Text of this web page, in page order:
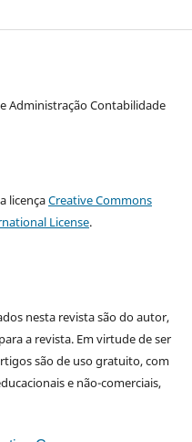
Administração Contabilidade
licençaCreative Commons
License.
nesta revista são do autor,
a revista. Em virtude de ser
são de uso gratuito, com
e não-comerciais,